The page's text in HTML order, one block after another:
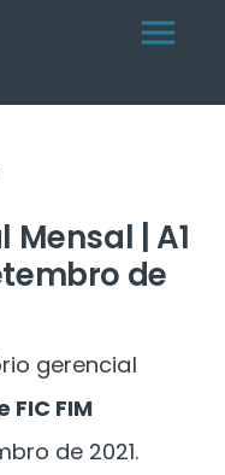
Menu
| A1
de
gerencial
FIC FIM
de 2021.